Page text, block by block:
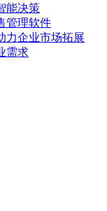
能决策
管理软件
力企业市场拓展
需求